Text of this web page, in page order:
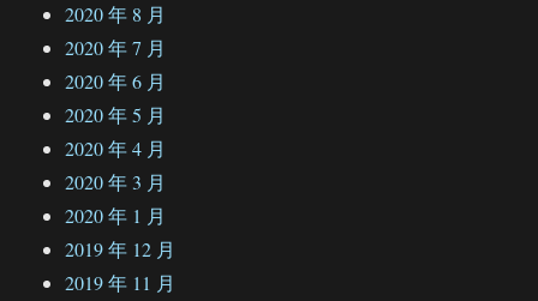
2020 年 8 月
2020 年 7 月
2020 年 6 月
2020 年 5 月
2020 年 4 月
2020 年 3 月
2020 年 1 月
2019 年 12 月
2019 年 11 月